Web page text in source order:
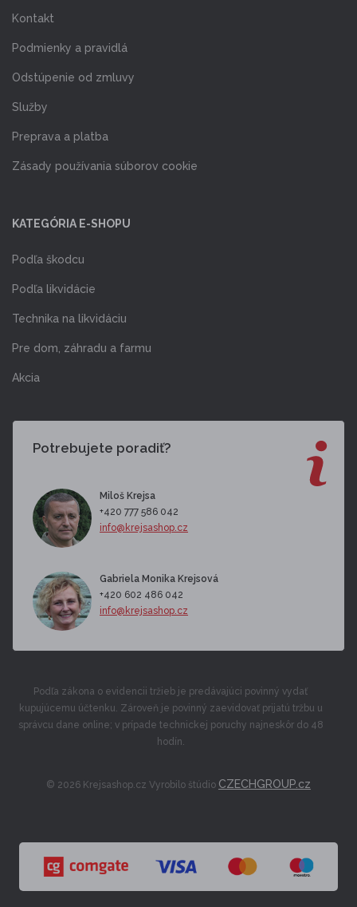
Kontakt
Podmienky a pravidlá
Odstúpenie od zmluvy
Služby
Preprava a platba
Zásady používania súborov cookie
KATEGÓRIA E-SHOPU
Podľa škodcu
Podľa likvidácie
Technika na likvidáciu
Pre dom, záhradu a farmu
Akcia
Potrebujete poradiť?
Miloš Krejsa
+420 777 586 042
info@krejsashop.cz
Gabriela Monika Krejsová
+420 602 486 042
info@krejsashop.cz
Podľa zákona o evidencii tržieb je predávajúci povinný vydať
kupujúcemu účtenku. Zároveň je povinný zaevidovať prijatú tržbu u
správcu dane online; v prípade technickej poruchy najneskôr do 48
hodín.
© 2026 Krejsashop.cz Vyrobilo štúdio CZECHGROUP.cz